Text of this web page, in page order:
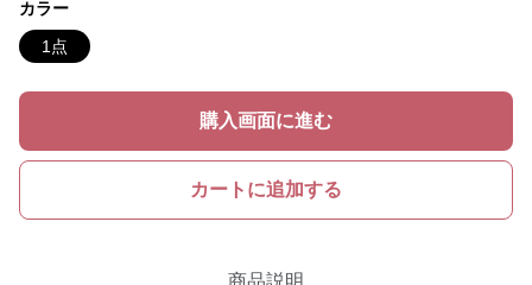
カラー
1点
購入画面に進む
カートに追加する
商品説明